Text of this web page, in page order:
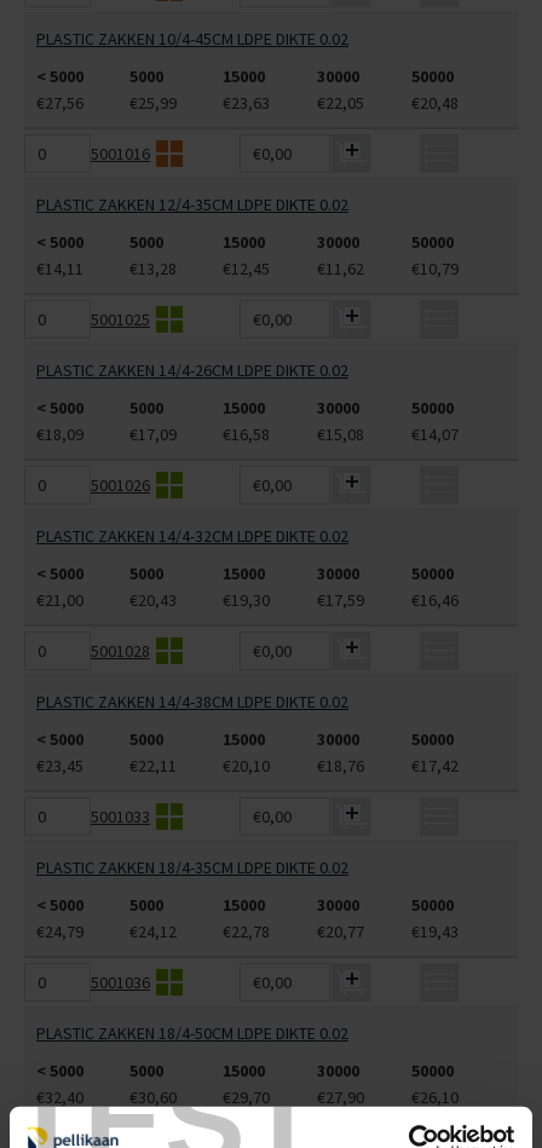
PLASTIC ZAKKEN 10/4-45CM LDPE DIKTE 0.02
< 5000
5000 15000 30000
50000
€27,56
€25,99 €23,63 €22,05 €20,48
5001016 €0,00
PLASTIC ZAKKEN 12/4-35CM LDPE DIKTE 0.02
< 5000
5000 15000 30000
50000
€14,11
€13,28 €12,45 €11,62 €10,79
5001025 €0,00
PLASTIC ZAKKEN 14/4-26CM LDPE DIKTE 0.02
< 5000
5000 15000 30000
50000
€18,09
€17,09 €16,58 €15,08 €14,07
5001026 €0,00
PLASTIC ZAKKEN 14/4-32CM LDPE DIKTE 0.02
< 5000
5000 15000 30000
50000
€21,00
€20,43 €19,30 €17,59 €16,46
5001028 €0,00
PLASTIC ZAKKEN 14/4-38CM LDPE DIKTE 0.02
< 5000
5000 15000 30000
50000
€23,45
€22,11 €20,10 €18,76 €17,42
5001033 €0,00
PLASTIC ZAKKEN 18/4-35CM LDPE DIKTE 0.02
< 5000
5000 15000 30000
50000
€24,79
€24,12 €22,78 €20,77 €19,43
5001036 €0,00
PLASTIC ZAKKEN 18/4-50CM LDPE DIKTE 0.02
< 5000
5000 15000 30000
50000
€32,40
€30,60 €29,70 €27,90 €26,10